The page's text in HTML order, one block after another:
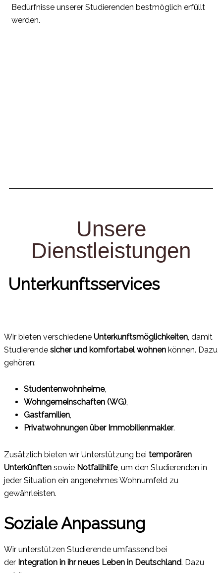
Bedürfnisse unserer Studierenden bestmöglich erfüllt
werden.
Unsere
Dienstleistungen
Unterkunftsservices
Wir bieten verschiedene Unterkunftsmöglichkeiten, damit
Studierende sicher und komfortabel wohnen können. Dazu
gehören:
Studentenwohnheime,
Wohngemeinschaften (WG),
Gastfamilien,
Privatwohnungen über Immobilienmakler.
Zusätzlich bieten wir Unterstützung bei temporären
Unterkünften sowie Notfallhilfe, um den Studierenden in
jeder Situation ein angenehmes Wohnumfeld zu
gewährleisten.
Soziale Anpassung
Wir unterstützen Studierende umfassend bei
der Integration in ihr neues Leben in Deutschland. Dazu